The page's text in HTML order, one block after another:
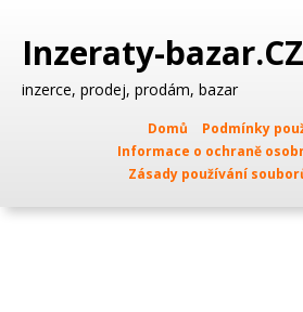
Inzeraty-bazar.CZ
inzerce, prodej, prodám, bazar
Domů
Podmínky
Informace o ochraně
Zásady používání